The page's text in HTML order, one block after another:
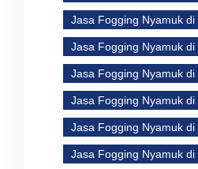
Jasa Fogging Nyamuk di
Jasa Fogging Nyamuk di
Jasa Fogging Nyamuk di
Jasa Fogging Nyamuk di
Jasa Fogging Nyamuk di
Jasa Fogging Nyamuk di